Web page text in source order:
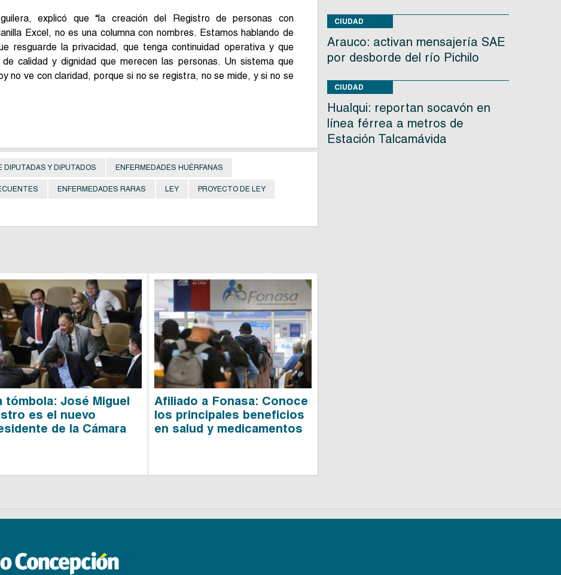
explicó que “la creación del Registro de personas con
Excel, no es una columna con nombres. Estamos hablando de
resguarde la privacidad, que tenga continuidad operativa y que
calidad y dignidad que merecen las personas. Un sistema que
no ve con claridad, porque si no se registra, no se mide, y si no se
DIPUTADAS Y DIPUTADOS ENFERMEDADES HUÉRFANAS
ENFERMEDADES RARAS LEY PROYECTO DE LEY
tómbola: José Miguel
es el nuevo
de la Cámara
Afiliado a Fonasa: Conoce
los principales beneficios
en salud y medicamentos
CIUDAD
Arauco: activan mensajería SAE
por desborde del río Pichilo
CIUDAD
Hualqui: reportan socavón en
línea férrea a metros de
Estación Talcamávida